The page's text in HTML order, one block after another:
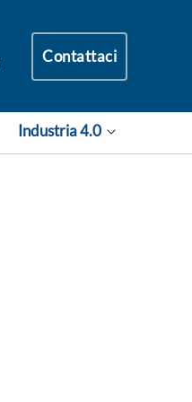
Contattaci
Industria 4.0